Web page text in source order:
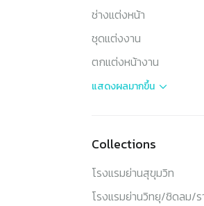
ช่างแต่งหน้า
ชุดแต่งงาน
ตกแต่งหน้างาน
แสดงผลมากขึ้น
Collections
โรงแรมย่านสุขุมวิท
โรงแรมย่านวิทยุ/ชิดลม/ร